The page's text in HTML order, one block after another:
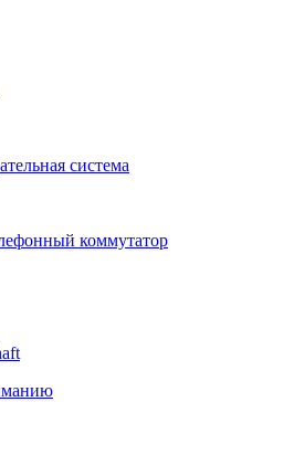
система
коммутатор